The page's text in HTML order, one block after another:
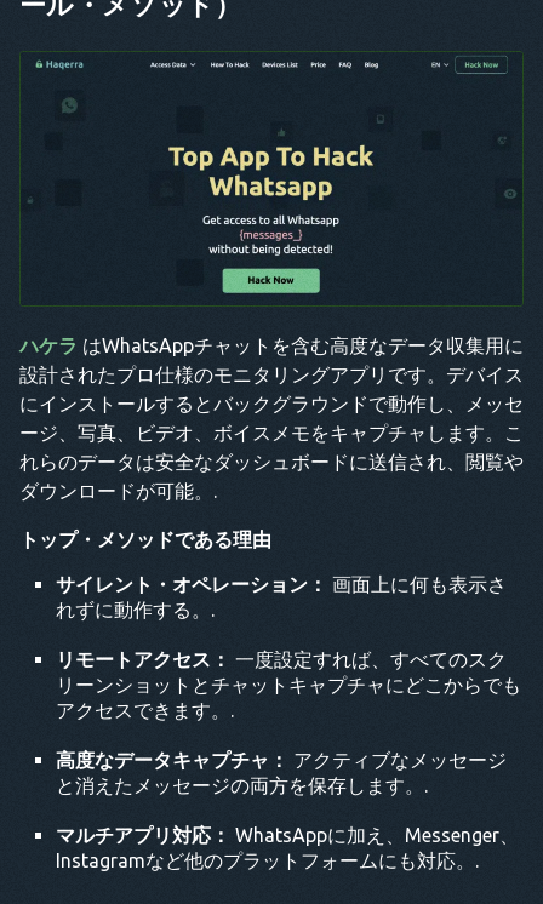
ハケラ はWhatsAppチャットを含む高度なデータ収集用に
設計されたプロ仕様のモニタリングアプリです。デバイス
にインストールするとバックグラウンドで動作し、メッセ
ージ、写真、ビデオ、ボイスメモをキャプチャします。こ
れらのデータは安全なダッシュボードに送信され、閲覧や
ダウンロードが可能。.
トップ・メソッドである理由
サイレント・オペレーション： 画面上に何も表示さ
れずに動作する。.
リモートアクセス： 一度設定すれば、すべてのスク
リーンショットとチャットキャプチャにどこからでも
アクセスできます。.
高度なデータキャプチャ：
アクティブなメッセージ
と消えたメッセージの両方を保存します。.
マルチアプリ対応： WhatsAppに加え、Messenger、
Instagramなど他のプラットフォームにも対応。.